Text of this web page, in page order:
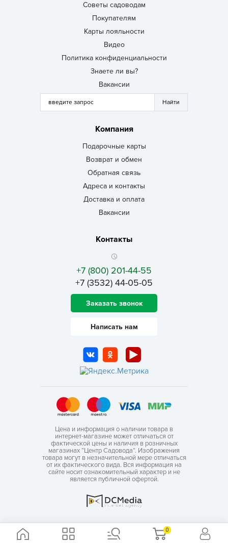
0
Советы садоводам
Покупателям
Карты лояльности
Видео
Политика конфиденциальности
Знаете ли вы?
Вакансии
Компания
Подарочные карты
Возврат и обмен
Обратная связь
Адреса и контакты
Доставка и оплата
Вакансии
Контакты
+7 (800) 201-44-55
+7 (3532) 44-05-05
Заказать звонок
Написать нам
Цена и информация о наличии товара в
интернет-магазине может отличаться от
фактической цены и наличия в розничных
магазинах “Центр Садовода”. Изображения
товара могут в незначительной мере отличаться
от их фактического вида. Вся информация на
сайте носит ознакомительный характер и не
является публичной офертой.